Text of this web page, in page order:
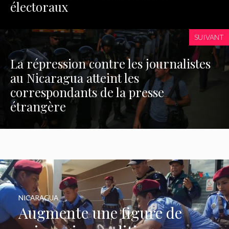
électoraux
SUIVANT
La répression contre les journalistes
au Nicaragua atteint les
correspondants de la presse
étrangère
Augmente une figure de
NICARAGUA